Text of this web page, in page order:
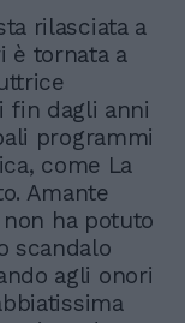
rilasciata a
è tornata a
fin dagli anni
programmi
come La
Amante
ha potuto
scandalo
agli onori